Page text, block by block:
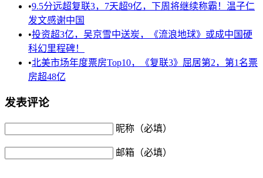
•9.5分远超复联3，7天超9亿，下周将继续称霸！温子仁
发文感谢中国
•投资超3亿，吴京雪中送炭，《流浪地球》或成中国硬
科幻里程碑！
•北美市场年度票房Top10，《复联3》屈居第2，第1名票
房超48亿
发表评论
昵称（必填）
邮箱（必填）